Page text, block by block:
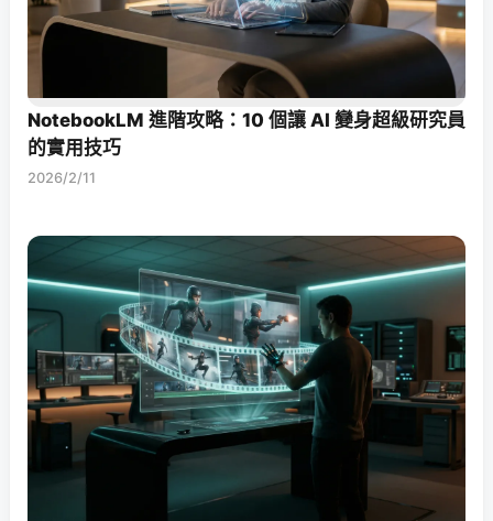
NotebookLM 進階攻略：10 個讓 AI 變身超級研究員
的實用技巧
2026/2/11